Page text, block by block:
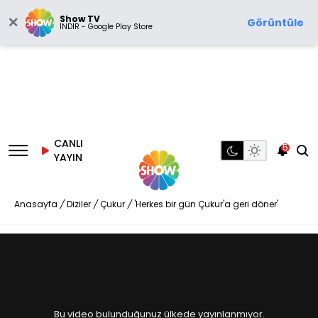
Show TV
İNDİR - Google Play Store Görüntüle
CANLI
YAYIN
5
Anasayfa / Diziler / Çukur / 'Herkes bir gün Çukur'a geri döner'
Bu video bulunduğunuz ülkede yayınlanmıyor.